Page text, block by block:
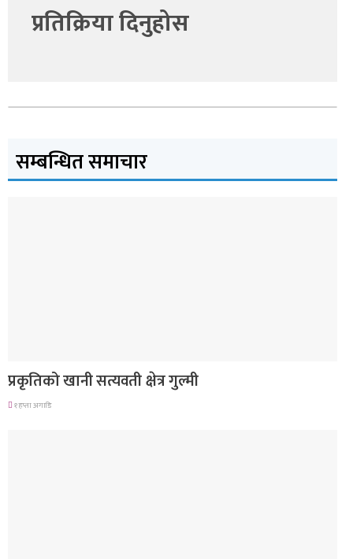
प्रतिक्रिया दिनुहोस
सम्बन्धित समाचार
प्रकृतिको खानी सत्यवती क्षेत्र गुल्मी
१ हप्ता अगाडि